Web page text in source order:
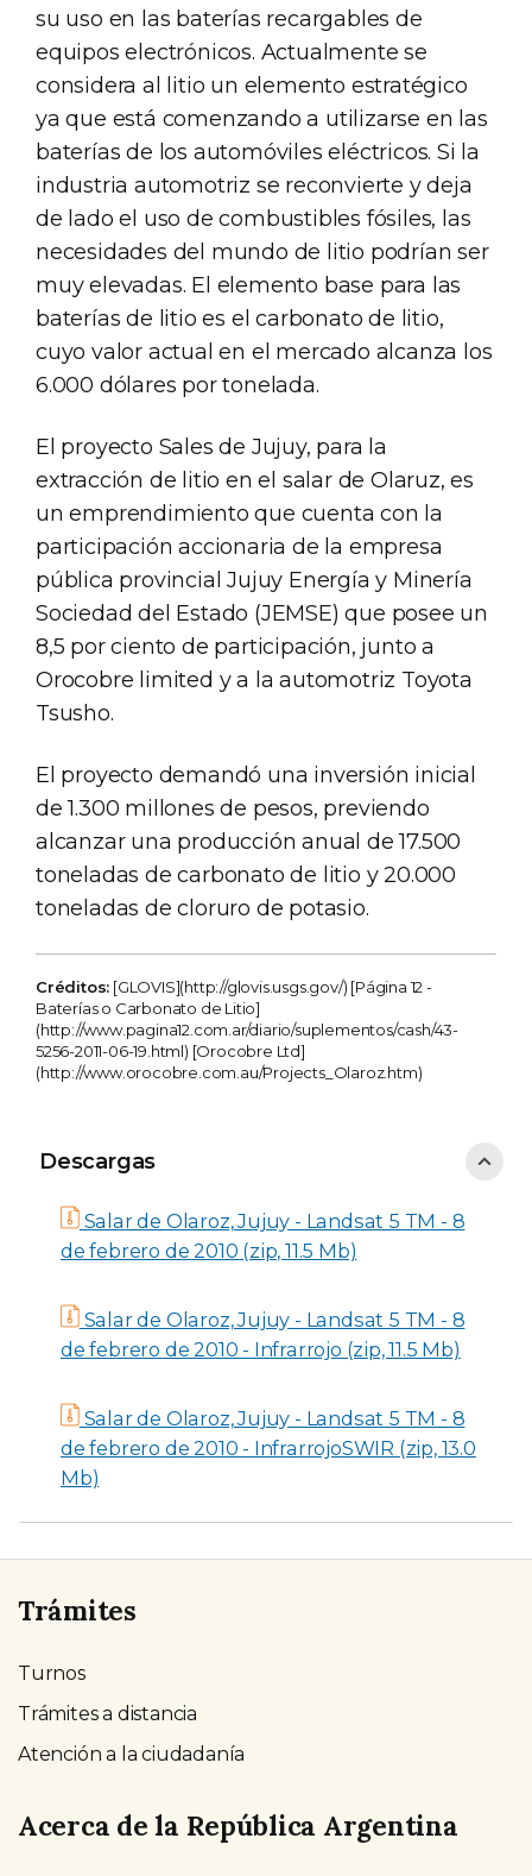
su uso en las baterías recargables de
equipos electrónicos. Actualmente se
considera al litio un elemento estratégico
ya que está comenzando a utilizarse en las
baterías de los automóviles eléctricos. Si la
industria automotriz se reconvierte y deja
de lado el uso de combustibles fósiles, las
necesidades del mundo de litio podrían ser
muy elevadas. El elemento base para las
baterías de litio es el carbonato de litio,
cuyo valor actual en el mercado alcanza los
6.000 dólares por tonelada.
El proyecto Sales de Jujuy, para la
extracción de litio en el salar de Olaruz, es
un emprendimiento que cuenta con la
participación accionaria de la empresa
pública provincial Jujuy Energía y Minería
Sociedad del Estado (JEMSE) que posee un
8,5 por ciento de participación, junto a
Orocobre limited y a la automotriz Toyota
Tsusho.
El proyecto demandó una inversión inicial
de 1.300 millones de pesos, previendo
alcanzar una producción anual de 17.500
toneladas de carbonato de litio y 20.000
toneladas de cloruro de potasio.
Créditos: [GLOVIS](http://glovis.usgs.gov/) [Página 12 -
Baterías o Carbonato de Litio]
(http://www.pagina12.com.ar/diario/suplementos/cash/43-
5256-2011-06-19.html) [Orocobre Ltd]
(http://www.orocobre.com.au/Projects_Olaroz.htm)
Descargas
Descargas
Salar de Olaroz, Jujuy - Landsat 5 TM - 8
de febrero de 2010 (zip, 11.5 Mb)
Salar de Olaroz, Jujuy - Landsat 5 TM - 8
de febrero de 2010 - Infrarrojo (zip, 11.5 Mb)
Salar de Olaroz, Jujuy - Landsat 5 TM - 8
de febrero de 2010 - InfrarrojoSWIR (zip, 13.0
Mb)
Trámites
Turnos
Trámites a distancia
Atención a la ciudadanía
Acerca de la República Argentina